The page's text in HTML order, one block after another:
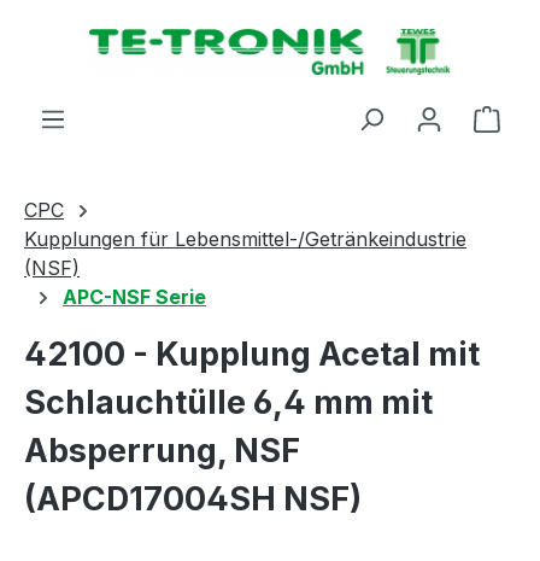
springen
CPC
Kupplungen für Lebensmittel-/Getränkeindustrie
(NSF)
APC-NSF Serie
42100 - Kupplung Acetal mit
Schlauchtülle 6,4 mm mit
Absperrung, NSF
(APCD17004SH NSF)